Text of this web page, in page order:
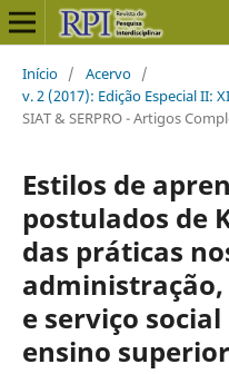
Início / Acervo /
v. 2 (2017): Edição Especial II:
SIAT & SERPRO - Artigos
Estilos de
postulados de
das práticas
administração,
e serviço
ensino